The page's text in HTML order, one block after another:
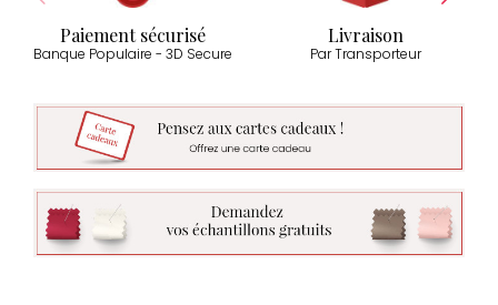
Paiement sécurisé
Banque Populaire - 3D Secure
Livraison
Par Transporteur